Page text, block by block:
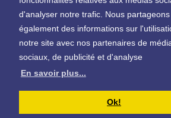
d'analyser notre trafic. Nous partageons
également des informations sur
notre site avec nos partenaires de
sociaux, de publicité et d'analyse
En savoir plus...
Ok!